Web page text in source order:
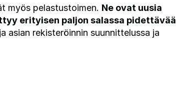
myös pelastustoimen. Ne ovat uusia
erityisen paljon salassa pidettävää
asian rekisteröinnin suunnittelussa ja